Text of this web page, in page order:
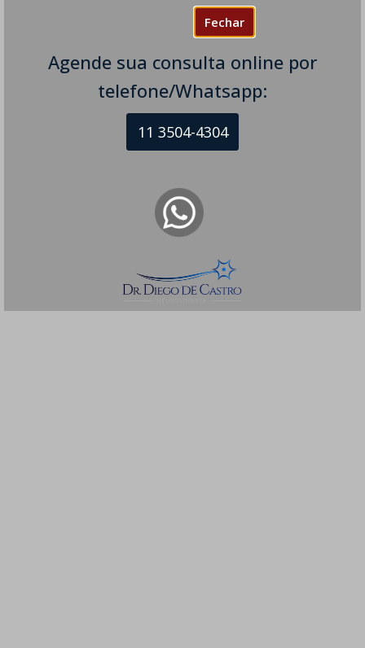
Fechar
Agende sua consulta online por
telefone/Whatsapp:
11 3504-4304